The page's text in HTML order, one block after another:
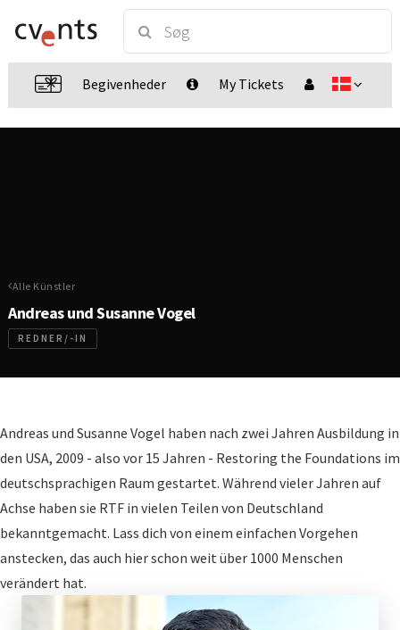
Begivenheder My Tickets
Alle Künstler
Andreas und Susanne Vogel
REDNER/-IN
Andreas und Susanne Vogel haben nach zwei Jahren Ausbildung in
den USA, 2009 - also vor 15 Jahren - Restoring the Foundations im
deutschsprachigen Raum gestartet. Während vieler Jahren auf
Achse haben sie RTF in vielen Teilen von Deutschland
bekanntgemacht. Lass dich von einem einfachen Vorgehen
anstecken, das auch hier schon weit über 1000 Menschen
verändert hat.